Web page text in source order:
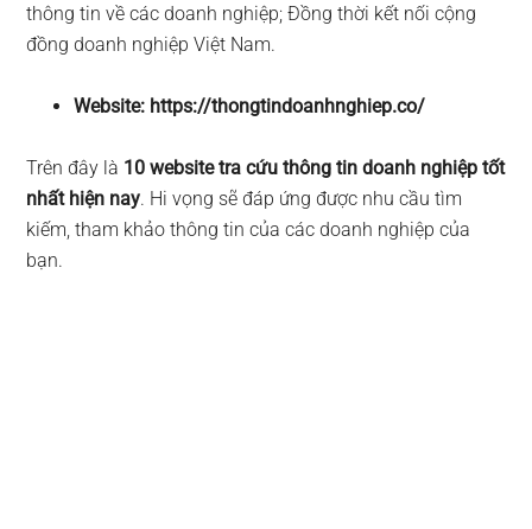
thông tin về các doanh nghiệp; Đồng thời kết nối cộng
đồng doanh nghiệp Việt Nam.
Website: https://thongtindoanhnghiep.co/
Trên đây là 10 website tra cứu thông tin doanh nghiệp tốt
nhất hiện nay. Hi vọng sẽ đáp ứng được nhu cầu tìm
kiếm, tham khảo thông tin của các doanh nghiệp của
bạn.